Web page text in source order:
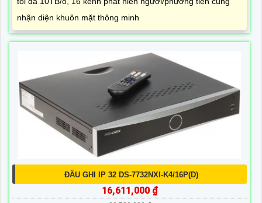
nhận diện khuôn mặt thông minh
ĐẦU GHI IP 32 DS-7732NXI-K4/16P(D)
16,611,000 ₫